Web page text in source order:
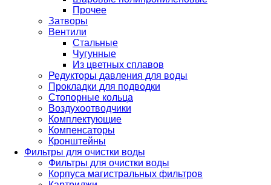
Прочее
Затворы
Вентили
Стальные
Чугунные
Из цветных сплавов
Редукторы давления для воды
Прокладки для подводки
Стопорные кольца
Воздухоотводчики
Комплектующие
Компенсаторы
Кронштейны
Фильтры для очистки воды
Фильтры для очистки воды
Корпуса магистральных фильтров